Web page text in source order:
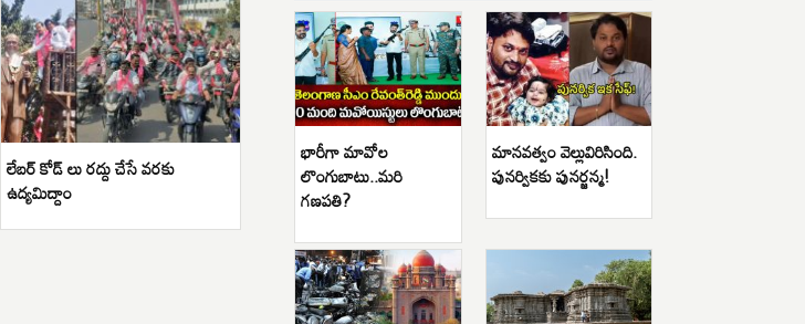
లేబర్ కోడ్ లు రద్దు చేసే వరకు
ఉద్యమిద్దాం
భారీగా మావోల
లొంగుబాటు..మరి
గణపతి?
మానవత్వం వెల్లువిరిసింది.
పునర్వికకు పునర్జన్మ!